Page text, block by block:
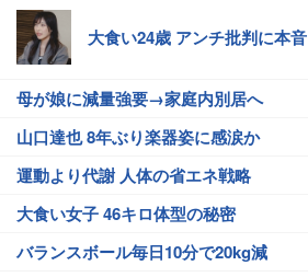
大食い24歳 アンチ批判に本音
母が娘に減量強要→家庭内別居へ
山口達也 8年ぶり楽器姿に感涙か
運動より代謝 人体の省エネ戦略
大食い女子 46キロ体型の秘密
バランスボール毎日10分で20kg減